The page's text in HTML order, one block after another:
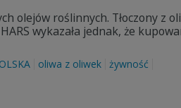
olejów roślinnych. Tłoczony z
wykazała jednak, że
oliwa z oliwek żywność